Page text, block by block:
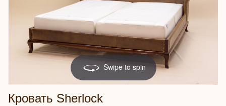
Swipe to spin
Кровать Sherlock